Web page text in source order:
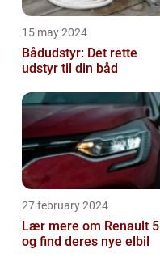
15 may 2024
Bådudstyr: Det rette
udstyr til din båd
27 february 2024
Lær mere om Renault 5
og find deres nye elbil